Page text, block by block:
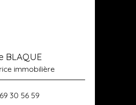
BLAQUE
immobilière
30 56 59